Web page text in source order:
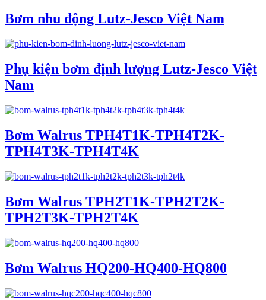
Bơm nhu động Lutz-Jesco Việt Nam
Phụ kiện bơm định lượng Lutz-Jesco Việt
Nam
Bơm Walrus TPH4T1K-TPH4T2K-
TPH4T3K-TPH4T4K
Bơm Walrus TPH2T1K-TPH2T2K-
TPH2T3K-TPH2T4K
Bơm Walrus HQ200-HQ400-HQ800